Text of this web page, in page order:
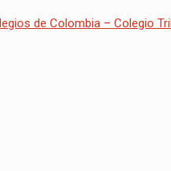
de Colombia – Colegio